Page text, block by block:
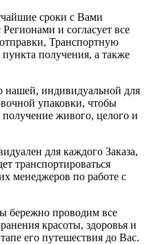
сроки с Вами
и согласует все
Транспортную
получения, а также
нашей, индивидуальной для
упаковки, чтобы
живого, целого и
для каждого Заказа,
транспортироваться
менеджеров по работе с
бережно проводим все
красоты, здоровья и
его путешествия до Вас.